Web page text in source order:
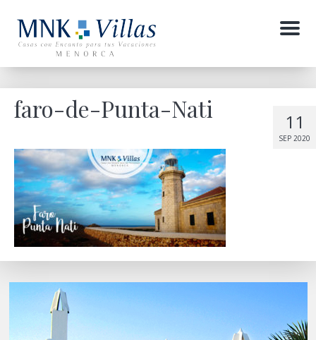
Menu
11
SEP 2020
faro-de-Punta-Nati